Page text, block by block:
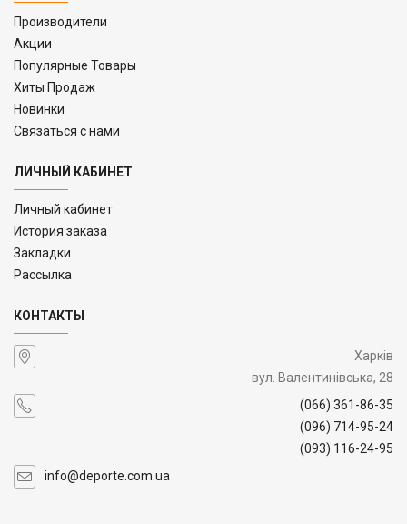
Производители
Акции
Популярные Товары
Хиты Продаж
Новинки
Связаться с нами
ЛИЧНЫЙ КАБИНЕТ
Личный кабинет
История заказа
Закладки
Рассылка
КОНТАКТЫ
Харків
вул. Валентинівська, 28
(066) 361-86-35
(096) 714-95-24
(093) 116-24-95
info@deporte.com.ua